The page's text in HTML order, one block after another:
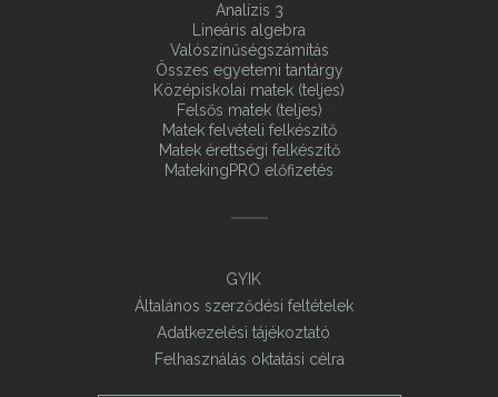
Analízis 3
Lineáris algebra
Valószínűségszámítás
Összes egyetemi tantárgy
Középiskolai matek (teljes)
Felsős matek (teljes)
Matek felvételi felkészítő
Matek érettségi felkészítő
MatekingPRO előfizetés
GYIK
Általános szerződési feltételek
Adatkezelési tájékoztató
Felhasználás oktatási célra